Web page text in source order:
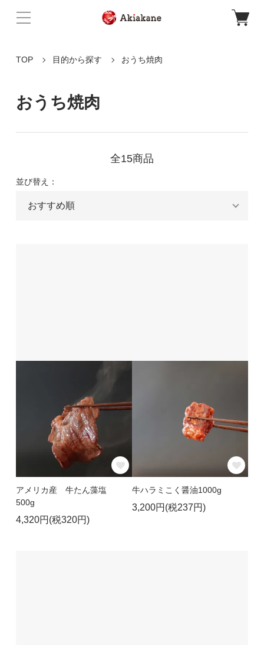
TOP 目的から探す おうち焼肉
おうち焼肉
全15商品
並び替え：
アメリカ産 牛たん藻塩
500g
4,320円(税320円)
牛ハラミこく醤油1000g
3,200円(税237円)